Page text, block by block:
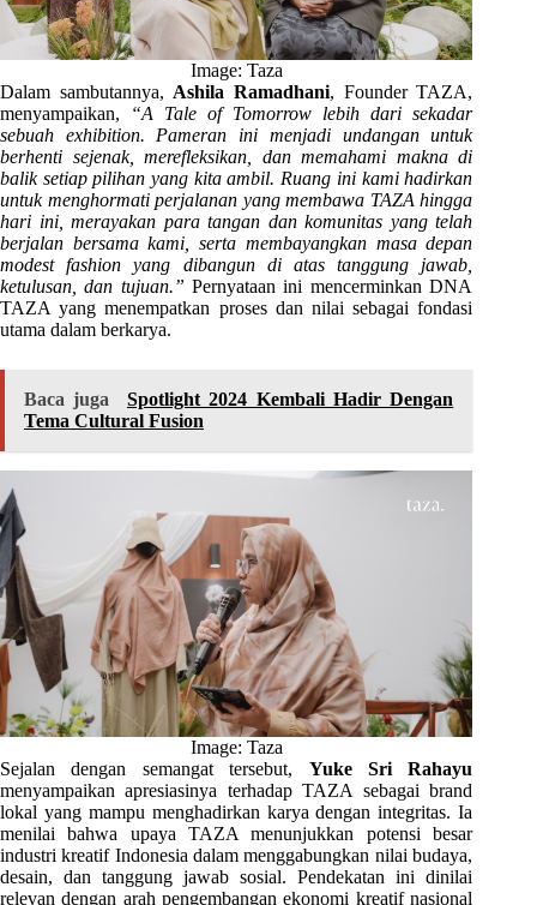
Image: Taza
Dalam sambutannya,Ashila Ramadhani, Founder TAZA,
menyampaikan,
“A Tale of Tomorrow lebih dari sekadar
sebuah exhibition. Pameran ini menjadi undangan untuk
berhenti sejenak, merefleksikan, dan memahami makna di
balik setiap pilihan yang kita ambil. Ruang ini kami hadirkan
untuk menghormati perjalanan yang membawa TAZA hingga
hari ini, merayakan para tangan dan komunitas yang telah
berjalan bersama kami, serta membayangkan masa depan
modest fashion yang dibangun di atas tanggung jawab,
ketulusan, dan tujuan.” Pernyataan ini mencerminkan DNA
TAZA yang menempatkan proses dan nilai sebagai fondasi
utama dalam berkarya.
Baca juga
Spotlight 2024 Kembali Hadir Dengan
Tema Cultural Fusion
Image: Taza
Sejalan dengan semangat tersebut, Yuke Sri Rahayu
menyampaikan apresiasinya terhadap TAZA sebagai brand
lokal yang mampu menghadirkan karya dengan integritas. Ia
menilai bahwa upaya TAZA menunjukkan potensi besar
industri kreatif Indonesia dalam menggabungkan nilai budaya,
desain, dan tanggung jawab sosial. Pendekatan ini dinilai
relevan dengan arah pengembangan ekonomi kreatif nasional